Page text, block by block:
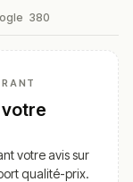
380
votre avis sur
qualité-prix.